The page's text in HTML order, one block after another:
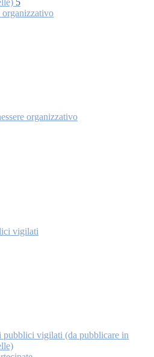
5
organizzativo
organizzativo
vigilati
pubblici vigilati (da pubblicare in